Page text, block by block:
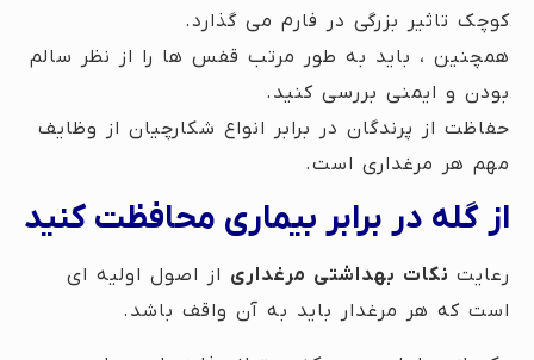
کوچک تاثیر بزرگی در فارم می گذارد.
همچنین ، باید به طور مرتب قفس ها را از نظر سالم
بودن و ایمنی بررسی کنید.
حفاظت از پرندگان در برابر انواع شکارچیان از وظایف
مهم هر مرغداری است.
از گله در برابر بیماری محافظت کنید
رعایت نکات بهداشتی مرغداری از اصول اولیه ای
است که هر مرغدار باید به آن واقف باشد.